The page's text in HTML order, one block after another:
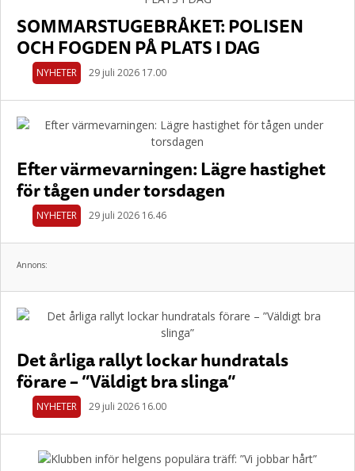
SOMMARSTUGEBRÅKET: POLISEN
OCH FOGDEN PÅ PLATS I DAG
NYHETER 29 juli 2026 17.00
Efter värmevarningen: Lägre hastighet
för tågen under torsdagen
NYHETER 29 juli 2026 16.46
Annons:
Det årliga rallyt lockar hundratals
förare – ”Väldigt bra slinga”
NYHETER 29 juli 2026 16.00